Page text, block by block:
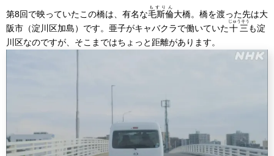
第8回で映っていたこの橋は、有名な毛斯倫
もすりん
大橋。橋を渡った先は大
阪市（淀川区加島）です。亜子がキャバクラで働いていた十三
じゅうそう
も淀
川区なのですが、そこまではちょっと距離があります。